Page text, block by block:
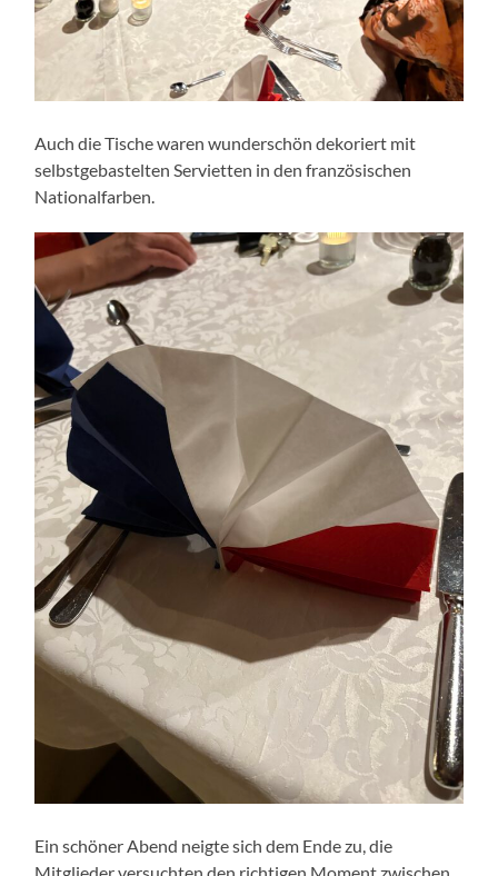
Auch die Tische waren wunderschön dekoriert mit
selbstgebastelten Servietten in den französischen
Nationalfarben.
Ein schöner Abend neigte sich dem Ende zu, die